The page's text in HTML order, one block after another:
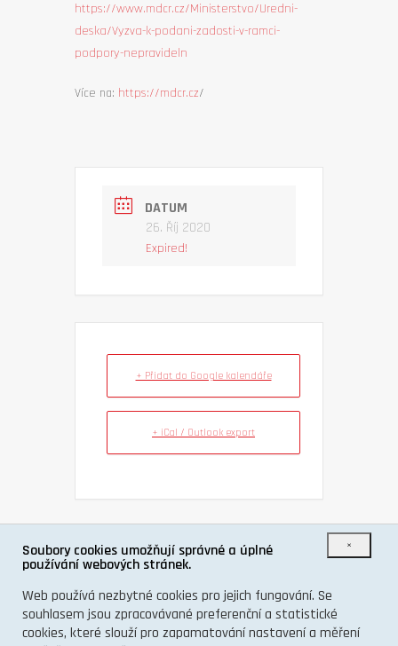
https://www.mdcr.cz/Ministerstvo/Uredni-
deska/Vyzva-k-podani-zadosti-v-ramci-
podpory-nepravideln
Více na: https://mdcr.cz/
DATUM
26. Říj 2020
Expired!
+ Přidat do Google kalendáře
+ iCal / Outlook export
SDÍLET TUTO UDÁLOST
×
Soubory cookies umožňují správné a úplné
používání webových stránek.
Web používá nezbytné cookies pro jejich fungování. Se
souhlasem jsou zpracovávané preferenční a statistické
cookies, které slouží pro zapamatování nastavení a měření